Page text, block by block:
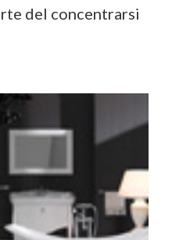
del concentrarsi